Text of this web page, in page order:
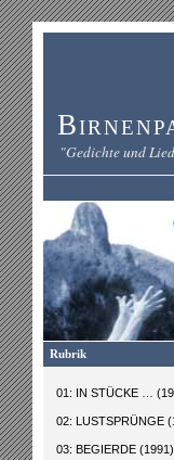
"Gedichte und
Rubrik
01: IN STÜCKE …
02: LUSTSPRÜNGE
03: BEGIERDE (1991)